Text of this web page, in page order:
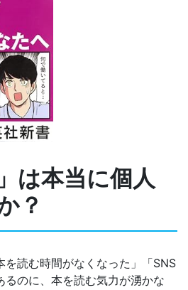
は本当に個人
？
を読む時間がなくなった」「SNS
るのに、本を読む気力が湧かな